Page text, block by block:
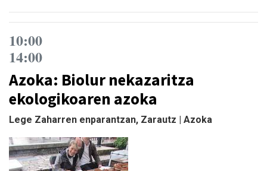
10:00
14:00
Azoka: Biolur nekazaritza
ekologikoaren azoka
Lege Zaharren enparantzan, Zarautz | Azoka